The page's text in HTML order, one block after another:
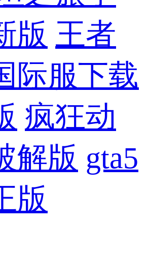
版 王者
际服下载
疯狂动
解版 gta5
版